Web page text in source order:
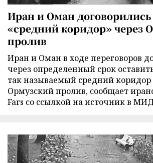
Иран и Оман договорились
«средний коридор» через
пролив
Иран и Оман в ходе переговоров
через определенный срок
так называемый средний коридор
Ормузский пролив, сообщает
Fars со ссылкой на источник в